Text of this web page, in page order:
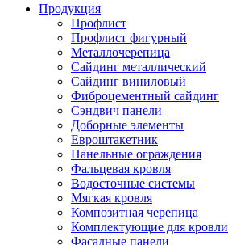
Продукция
Профлист
Профлист фигурный
Металлочерепица
Сайдинг металлический
Сайдинг виниловый
Фиброцементный сайдинг
Сэндвич панели
Доборные элементы
Евроштакетник
Панельные ограждения
Фальцевая кровля
Водосточные системы
Мягкая кровля
Композитная черепица
Комплектующие для кровли
Фасадные панели